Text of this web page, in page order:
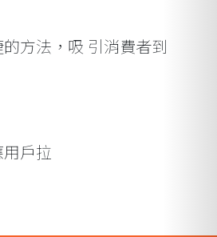
方法，吸 引消費者到
戶拉